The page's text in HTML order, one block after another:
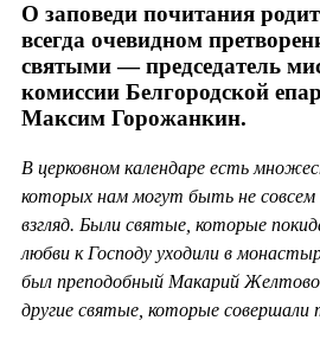
О заповеди почитания
всегда очевидном
святыми — председатель
комиссии Белгородской
Максим Горожанкин.
В церковном календаре есть
которых нам могут быть не
взгляд. Были святые, которые
любви к Господу уходили в
был преподобный Макарий
другие святые, которые совершали